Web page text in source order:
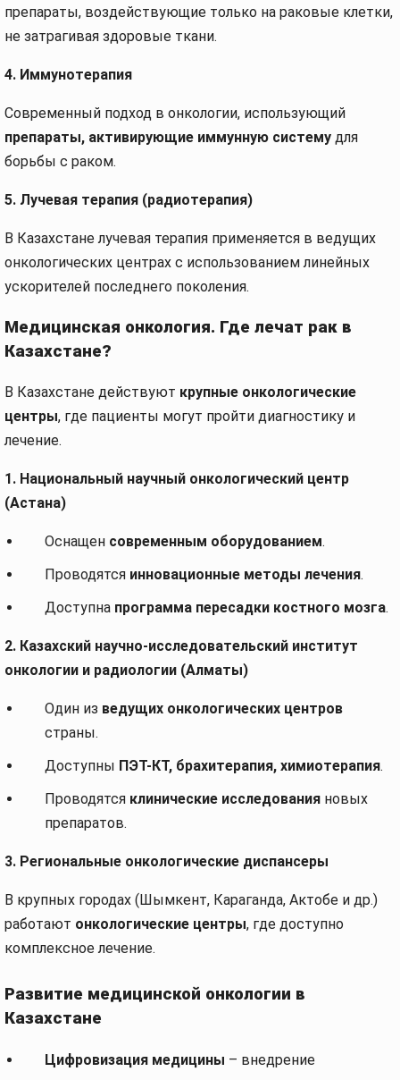
препараты, воздействующие только на раковые клетки,
не затрагивая здоровые ткани.
4. Иммунотерапия
Современный подход в онкологии, использующий
препараты, активирующие иммунную систему для
борьбы с раком.
5. Лучевая терапия (радиотерапия)
В Казахстане лучевая терапия применяется в ведущих
онкологических центрах с использованием линейных
ускорителей последнего поколения.
Медицинская онкология. Где лечат рак в
Казахстане?
В Казахстане действуют крупные онкологические
центры, где пациенты могут пройти диагностику и
лечение.
1. Национальный научный онкологический центр
(Астана)
Оснащен современным оборудованием.
Проводятся инновационные методы лечения.
Доступна программа пересадки костного мозга.
2. Казахский научно-исследовательский институт
онкологии и радиологии (Алматы)
Один из ведущих онкологических центров
страны.
Доступны ПЭТ-КТ, брахитерапия, химиотерапия.
Проводятся клинические исследования новых
препаратов.
3. Региональные онкологические диспансеры
В крупных городах (Шымкент, Караганда, Актобе и др.)
работают онкологические центры, где доступно
комплексное лечение.
Развитие медицинской онкологии в
Казахстане
Цифровизация медицины – внедрение